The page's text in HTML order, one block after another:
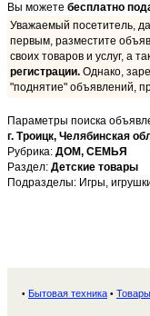
Вы можете бесплатно
Уважаемый посетитель,
первым, разместите
своих товаров и услуг, а
регистрации. Однако,
"поднятие" объявлений,
Параметры поиска
г. Троицк, Челябинская
Рубрика: ДОМ, СЕМЬЯ
Раздел: Детские товары
Подразделы: Игры,
• Бытовая техника •